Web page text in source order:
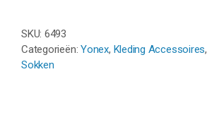
PAAR)
-
SKU: 6493
Categorieën:Yonex, Kleding Accessoires,
Sokken